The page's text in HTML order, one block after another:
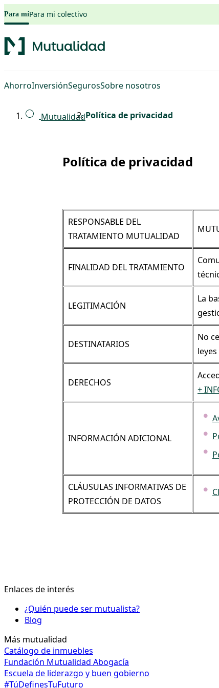
Saltar al contenido principal
Para míPara mi colectivo
AhorroInversiónSegurosSobre nosotros
MutualidadPolítica de privacidad
Política de privacidad
RESPONSABLE DEL
TRATAMIENTO MUTUALIDAD
FINALIDAD DEL TRATAMIENTO
LEGITIMACIÓN
La
DESTINATARIOS
No
DERECHOS
+
INFORMACIÓN ADICIONAL
CLÁUSULAS INFORMATIVAS DE
PROTECCIÓN DE DATOS
Enlaces de interés
¿Quién puede ser mutualista?
Blog
Más mutualidad
Catálogo de inmuebles
Fundación Mutualidad Abogacía
Escuela de liderazgo y buen gobierno
#TúDefinesTuFuturo